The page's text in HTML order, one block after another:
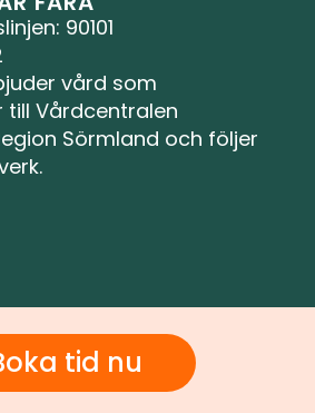
tid nu
: 90101
vård som
till Vårdcentralen
Sörmland och följer